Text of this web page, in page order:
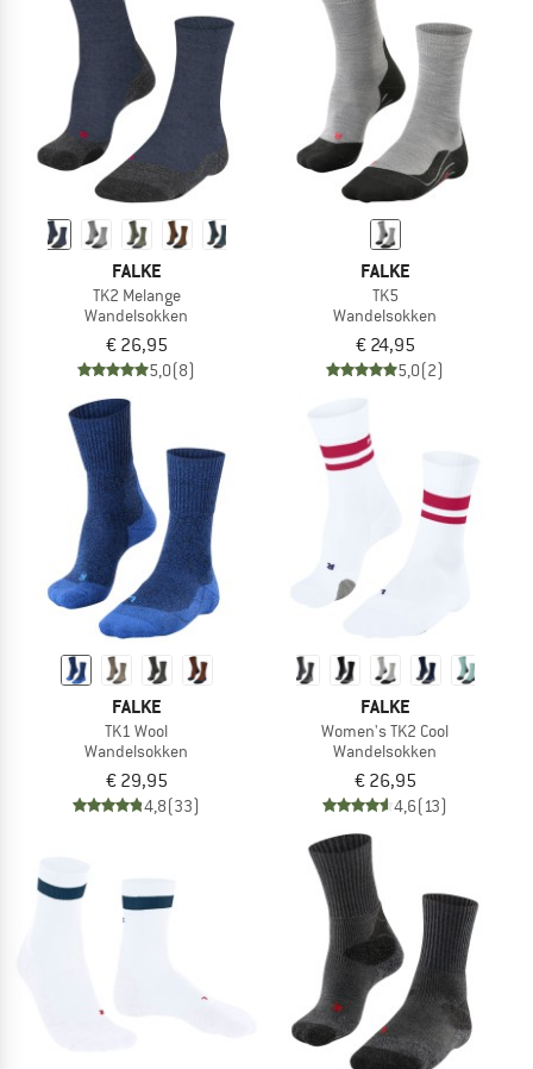
FALKE
TK2 Melange
Wandelsokken
€ 26,95
5,0(8)
FALKE
TK5
Wandelsokken
€ 24,95
5,0(2)
FALKE
TK1 Wool
Wandelsokken
€ 29,95
4,8(33)
FALKE
Women's TK2 Cool
Wandelsokken
€ 26,95
4,6(13)